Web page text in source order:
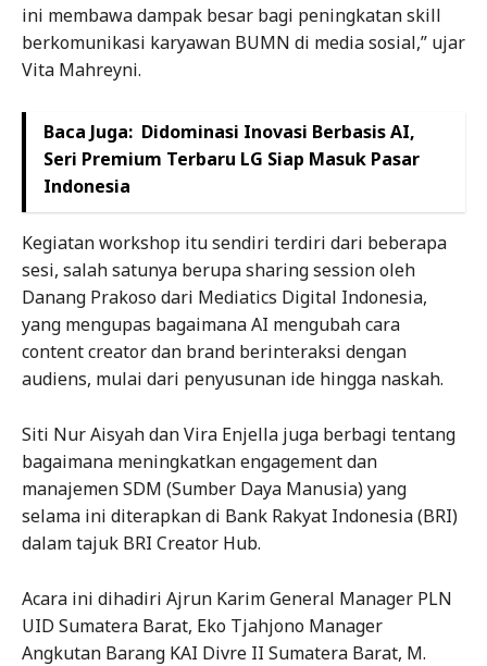
ini membawa dampak besar bagi peningkatan skill
berkomunikasi karyawan BUMN di media sosial,” ujar
Vita Mahreyni.
Baca Juga: Didominasi Inovasi Berbasis AI,
Seri Premium Terbaru LG Siap Masuk Pasar
Indonesia
Kegiatan workshop itu sendiri terdiri dari beberapa
sesi, salah satunya berupa sharing session oleh
Danang Prakoso dari Mediatics Digital Indonesia,
yang mengupas bagaimana AI mengubah cara
content creator dan brand berinteraksi dengan
audiens, mulai dari penyusunan ide hingga naskah.
Siti Nur Aisyah dan Vira Enjella juga berbagi tentang
bagaimana meningkatkan engagement dan
manajemen SDM (Sumber Daya Manusia) yang
selama ini diterapkan di Bank Rakyat Indonesia (BRI)
dalam tajuk BRI Creator Hub.
Acara ini dihadiri Ajrun Karim General Manager PLN
UID Sumatera Barat, Eko Tjahjono Manager
Angkutan Barang KAI Divre II Sumatera Barat, M.